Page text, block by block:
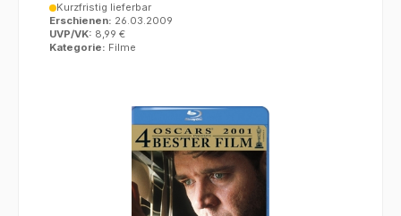
Kurzfristig lieferbar
Erschienen: 26.03.2009
UVP/VK: 8,99 €
Kategorie: Filme